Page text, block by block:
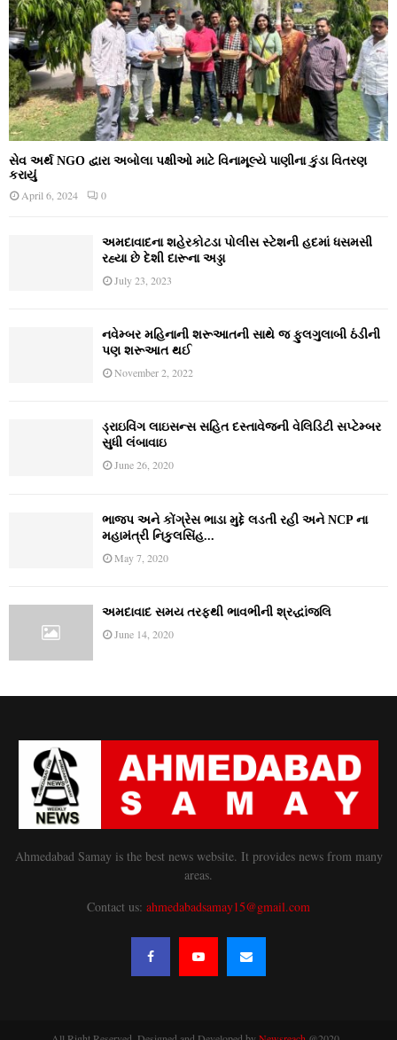
સેવ અર્થ NGO દ્વારા અબોલા પક્ષીઓ માટે વિનામૂલ્યે પાણીના કુંડા વિતરણ
કરાયું
April 6, 2024 0
અમદાવાદના શહેરકોટડા પોલીસ સ્ટેશની હદમાં ધસમસી
રહ્યા છે દેશી દારૂના અડ્ડા
July 23, 2023
નવેમ્‍બર મહિનાની શરૂઆતની સાથે જ ફુલગુલાબી ઠંડીની
પણ શરૂઆત થઈ
November 2, 2022
ડ્રાઇવિંગ લાઇસન્સ સહિત દસ્તાવેજની વેલિડિટી સપ્ટેમ્બર
સુધી લંબાવાઇ
June 26, 2020
ભાજપ અને કોંગ્રેસ ભાડા મુદ્દે લડતી રહી અને NCP ના
મહામંત્રી નિકુલસિંહ...
May 7, 2020
અમદાવાદ સમય તરફથી ભાવભીની શ્રદ્ધાંજલિ
June 14, 2020
Ahmedabad Samay is the best news website. It provides news from many
areas.
Contact us: ahmedabadsamay15@gmail.com